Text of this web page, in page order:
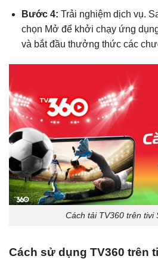
Bước 4: Trải nghiệm dịch vụ.
chọn Mở để khởi chạy ứng
và bắt đầu thưởng thức các
Cách tải TV360 trên tivi
Cách sử dụng TV360 trên